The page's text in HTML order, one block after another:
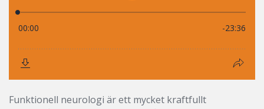
Funktionell neurologi är ett mycket kraftfullt